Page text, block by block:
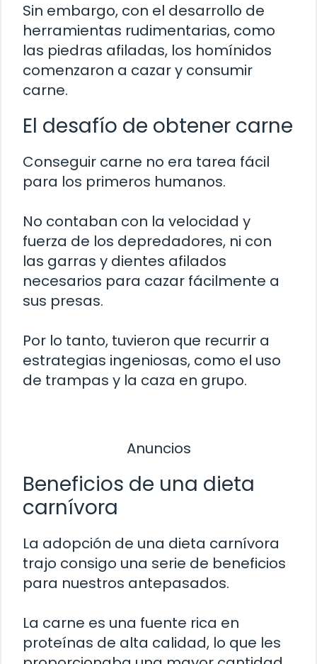
Sin embargo, con el desarrollo de
herramientas rudimentarias, como
las piedras afiladas, los homínidos
comenzaron a cazar y consumir
carne.
El desafío de obtener carne
Conseguir carne no era tarea fácil
para los primeros humanos.
No contaban con la velocidad y
fuerza de los depredadores, ni con
las garras y dientes afilados
necesarios para cazar fácilmente a
sus presas.
Por lo tanto, tuvieron que recurrir a
estrategias ingeniosas, como el uso
de trampas y la caza en grupo.
Anuncios
Beneficios de una dieta
carnívora
La adopción de una dieta carnívora
trajo consigo una serie de beneficios
para nuestros antepasados.
La carne es una fuente rica en
proteínas de alta calidad, lo que les